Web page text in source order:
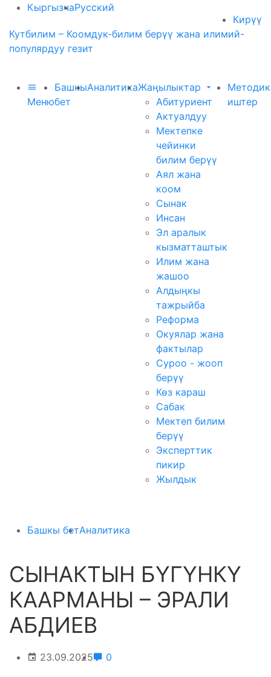
КыргызчаРусский
Кирүү
Кутбилим – Коомдук-билим берүү жана илимий-
популярдуу гезит
Меню
Башкы
бет
АналитикаЖаңылыктар
Абитуриент
Актуалдуу
Мектепке
чейинки
билим берүү
Аял жана
коом
Сынак
Инсан
Эл аралык
кызматташтык
Илим жана
жашоо
Алдыңкы
тажрыйба
Реформа
Окуялар жана
фактылар
Суроо - жооп
берүү
Көз караш
Сабак
Мектеп билим
берүү
Эксперттик
пикир
Жылдык
иштер
Башкы бетАналитика
СЫНАКТЫН БҮГҮНКҮ
КААРМАНЫ – ЭРАЛИ
АБДИЕВ
23.09.2025 0